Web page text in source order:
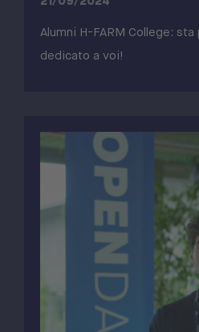
Alumni H-FARM College:
dedicato a voi!